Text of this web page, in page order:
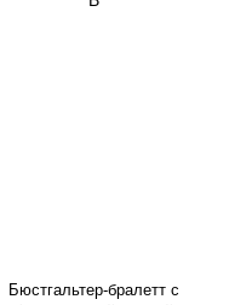
Бюстгальтер-бралетт с